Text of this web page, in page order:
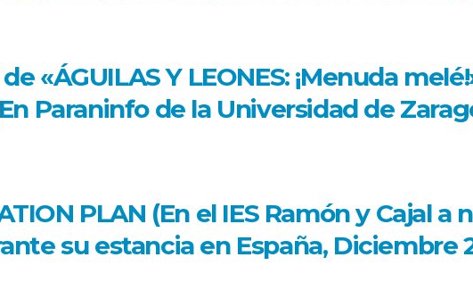
«ÁGUILAS Y LEONES: ¡Menuda
Paraninfo de la Universidad de
PLAN (En el IES Ramón y Cajal
su estancia en España, Diciembre